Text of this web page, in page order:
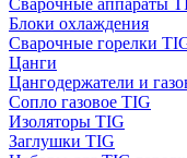
Сварочные аппараты
Блоки охлаждения
Сварочные горелки
Цанги
Цангодержатели и
Сопло газовое TIG
Изоляторы TIG
Заглушки TIG